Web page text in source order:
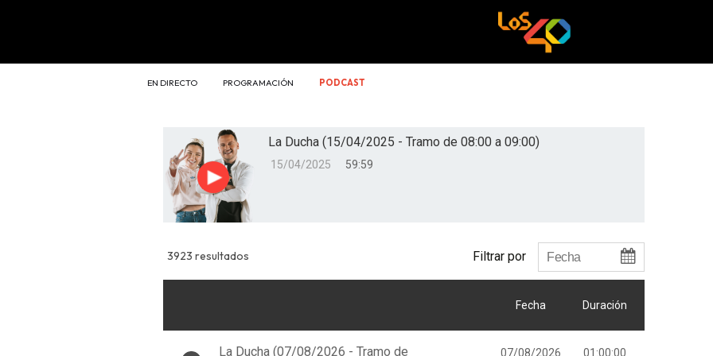
EN DIRECTO PROGRAMACIÓN PODCAST
Reproducir
La Ducha (15/04/2025 - Tramo de 08:00 a 09:00)
15/04/2025 59:59
3923 resultados Filtrar por
Fecha Duración
La Ducha (07/08/2026 - Tramo de
07/08/2026 01:00:00